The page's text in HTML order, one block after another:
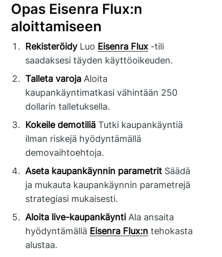
Opas Eisenra Flux:n
aloittamiseen
RekisteröidyLuo Eisenra Flux -tili
saadaksesi täyden käyttöoikeuden.
Talleta varoja Aloita
kaupankäyntimatkasi vähintään 250
dollarin talletuksella.
Kokeile demotiliä Tutki kaupankäyntiä
ilman riskejä hyödyntämällä
demovaihtoehtoja.
Aseta kaupankäynnin parametrit Säädä
ja mukauta kaupankäynnin parametrejä
strategiasi mukaisesti.
Aloita live-kaupankäynti Ala ansaita
hyödyntämällä Eisenra Flux:n tehokasta
alustaa.